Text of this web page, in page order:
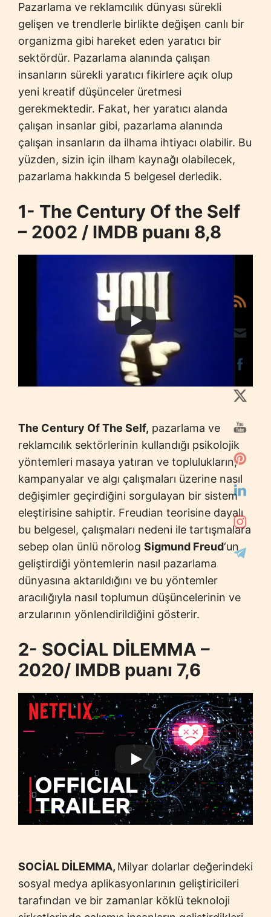
Pazarlama ve reklamcılık dünyası sürekli
gelişen ve trendlerle birlikte değişen canlı bir
organizma gibi hareket eden yaratıcı bir
sektördür. Pazarlama alanında çalışan
insanların sürekli yaratıcı fikirlere açık olup
yeni kreatif düşünceler üretmesi
gerekmektedir. Fakat, her yaratıcı alanda
çalışan insanlar gibi, pazarlama alanında
çalışan insanların da ilhama ihtiyacı olabilir. Bu
yüzden, sizin için ilham kaynağı olabilecek,
pazarlama hakkında 5 belgesel derledik.
1- The Century Of the Self
– 2002 / IMDB puanı 8,8
The Century Of The Self, pazarlama ve
reklamcılık sektörlerinin kullandığı psikolojik
yöntemleri masaya yatıran ve toplulukların,
kampanyalar ve algı çalışmaları üzerine nasıl
değişimler geçirdiğini sorgulayan bir sistem
eleştirisine sahiptir. Freudian teorisine dayalı
bu belgesel, çalışmaları nedeni ile tartışmalara
sebep olan ünlü nörolog Sigmund Freud‘un
geliştirdiği yöntemlerin nasıl pazarlama
dünyasına aktarıldığını ve bu yöntemler
aracılığıyla nasıl toplumun düşüncelerinin ve
arzularının yönlendirildiğini gösterir.
2- SOCİAL DİLEMMA –
2020/ IMDB puanı 7,6
SOCİAL DİLEMMA, Milyar dolarlar değerindeki
sosyal medya aplikasyonlarının geliştiricileri
tarafından ve bir zamanlar köklü teknoloji